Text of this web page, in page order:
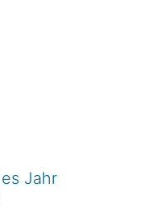
Jahr